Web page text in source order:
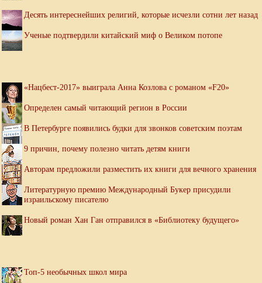
Десять интереснейших религий, которые исчезли сотни лет назад
Ученые подтвердили китайский миф о Великом потопе
«Нацбест-2017» выиграла Анна Козлова с романом «F20»
Определен самый читающий регион в России
В Петербурге появились будки для звонков советским поэтам
9 причин, почему полезно читать детям книги
Авторам предложили разместить их книги для вечного хранения
Литературную премию Международный Букер присудили
израильскому писателю
Новый роман Хан Ган отправился в «Библиотеку будущего»
Топ-5 необычных школ мира